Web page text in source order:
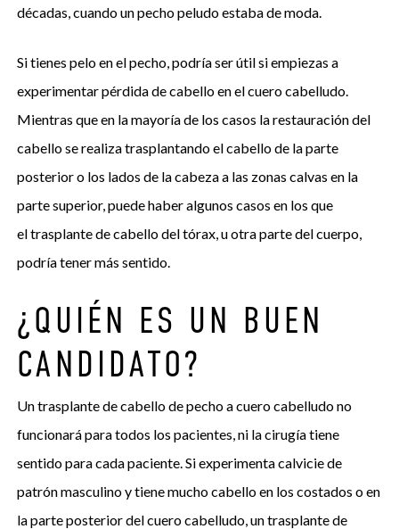
décadas, cuando un pecho peludo estaba de moda.
Si tienes pelo en el pecho, podría ser útil si empiezas a
experimentar pérdida de cabello en el cuero cabelludo.
Mientras que en la mayoría de los casos la restauración del
cabello se realiza trasplantando el cabello de la parte
posterior o los lados de la cabeza a las zonas calvas en la
parte superior, puede haber algunos casos en los que
el trasplante de cabello del tórax, u otra parte del cuerpo,
podría tener más sentido.
¿QUIÉN ES UN BUEN
CANDIDATO?
Un trasplante de cabello de pecho a cuero cabelludo no
funcionará para todos los pacientes, ni la cirugía tiene
sentido para cada paciente. Si experimenta calvicie de
patrón masculino y tiene mucho cabello en los costados o en
la parte posterior del cuero cabelludo, un trasplante de